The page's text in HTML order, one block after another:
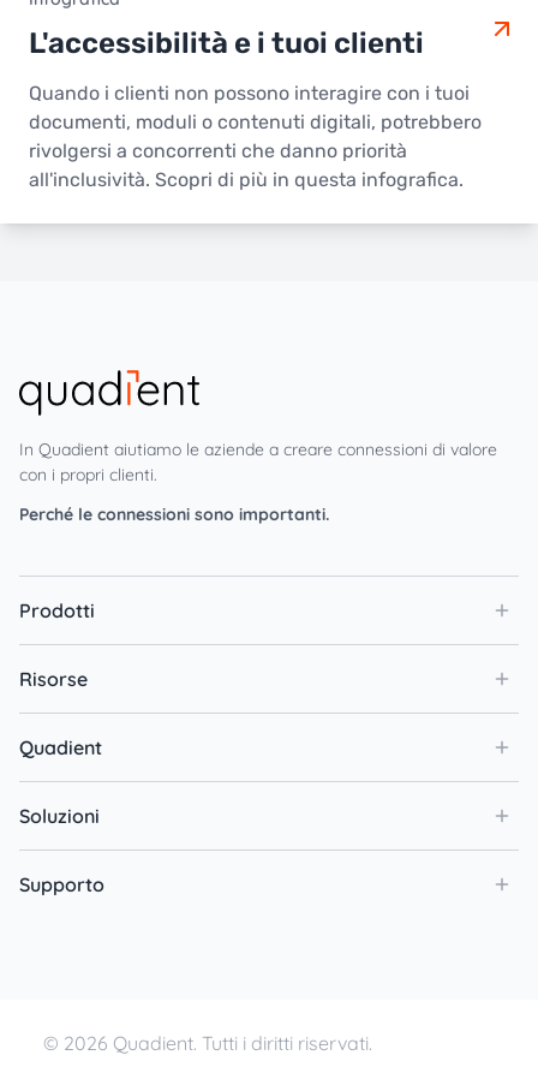
L'accessibilità e i tuoi clienti
Quando i clienti non possono interagire con i tuoi
documenti, moduli o contenuti digitali, potrebbero
rivolgersi a concorrenti che danno priorità
all'inclusività. Scopri di più in questa infografica.
In Quadient aiutiamo le aziende a creare connessioni di valore
con i propri clienti.
Perché le connessioni sono importanti.
Prodotti
Risorse
Quadient
Soluzioni
Supporto
© 2026 Quadient. Tutti i diritti riservati.